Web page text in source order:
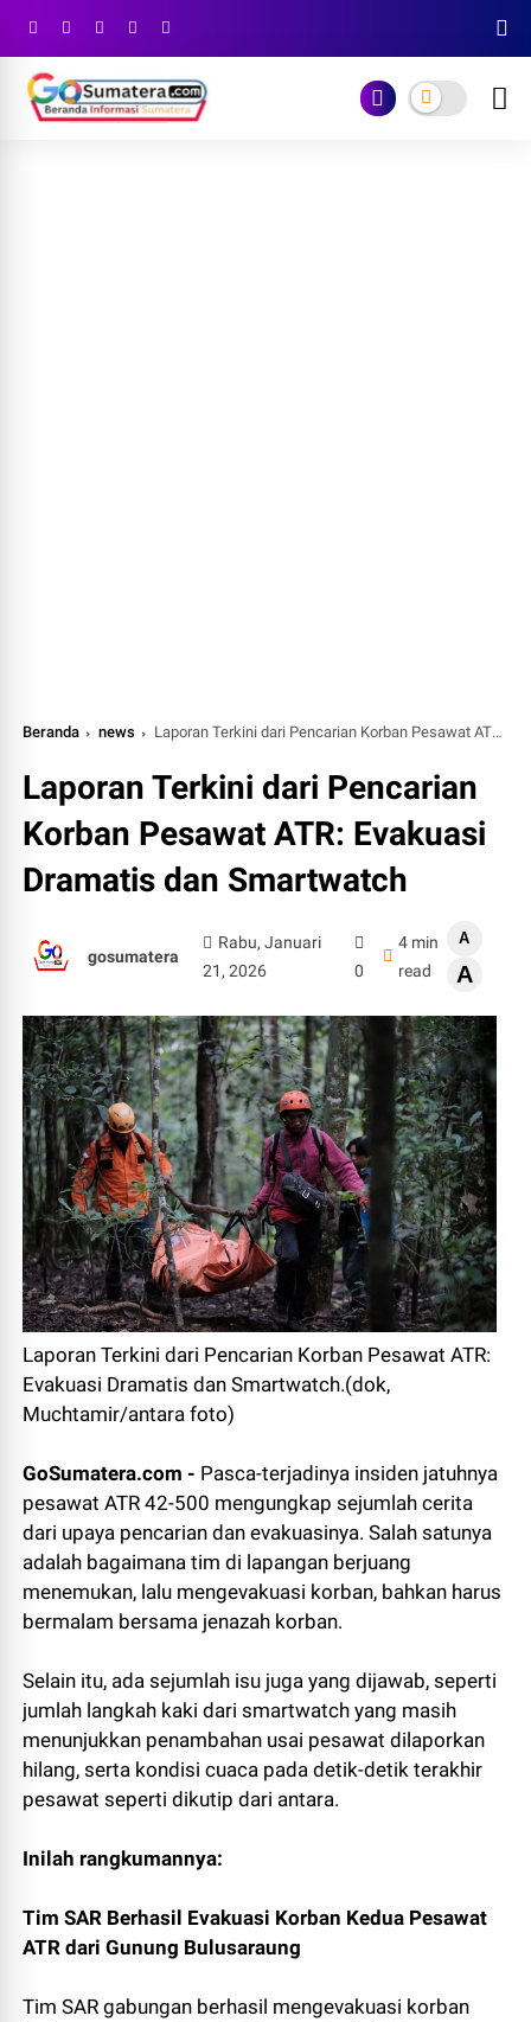
Beranda news Laporan Terkini dari Pencarian Korban Pesawat ATR: Evakuasi Dramatis dan Smartwatch
Laporan Terkini dari Pencarian
Korban Pesawat ATR: Evakuasi
Dramatis dan Smartwatch
gosumatera
Rabu, Januari
21, 2026
0
4 min
read
A
A
Laporan Terkini dari Pencarian Korban Pesawat ATR:
Evakuasi Dramatis dan Smartwatch.(dok,
Muchtamir/antara foto)
GoSumatera.com - Pasca-terjadinya insiden jatuhnya
pesawat ATR 42-500 mengungkap sejumlah cerita
dari upaya pencarian dan evakuasinya. Salah satunya
adalah bagaimana tim di lapangan berjuang
menemukan, lalu mengevakuasi korban, bahkan harus
bermalam bersama jenazah korban.
Selain itu, ada sejumlah isu juga yang dijawab, seperti
jumlah langkah kaki dari smartwatch yang masih
menunjukkan penambahan usai pesawat dilaporkan
hilang, serta kondisi cuaca pada detik-detik terakhir
pesawat seperti dikutip dari antara.
Inilah rangkumannya:
Tim SAR Berhasil Evakuasi Korban Kedua Pesawat
ATR dari Gunung Bulusaraung
Tim SAR gabungan berhasil mengevakuasi korban